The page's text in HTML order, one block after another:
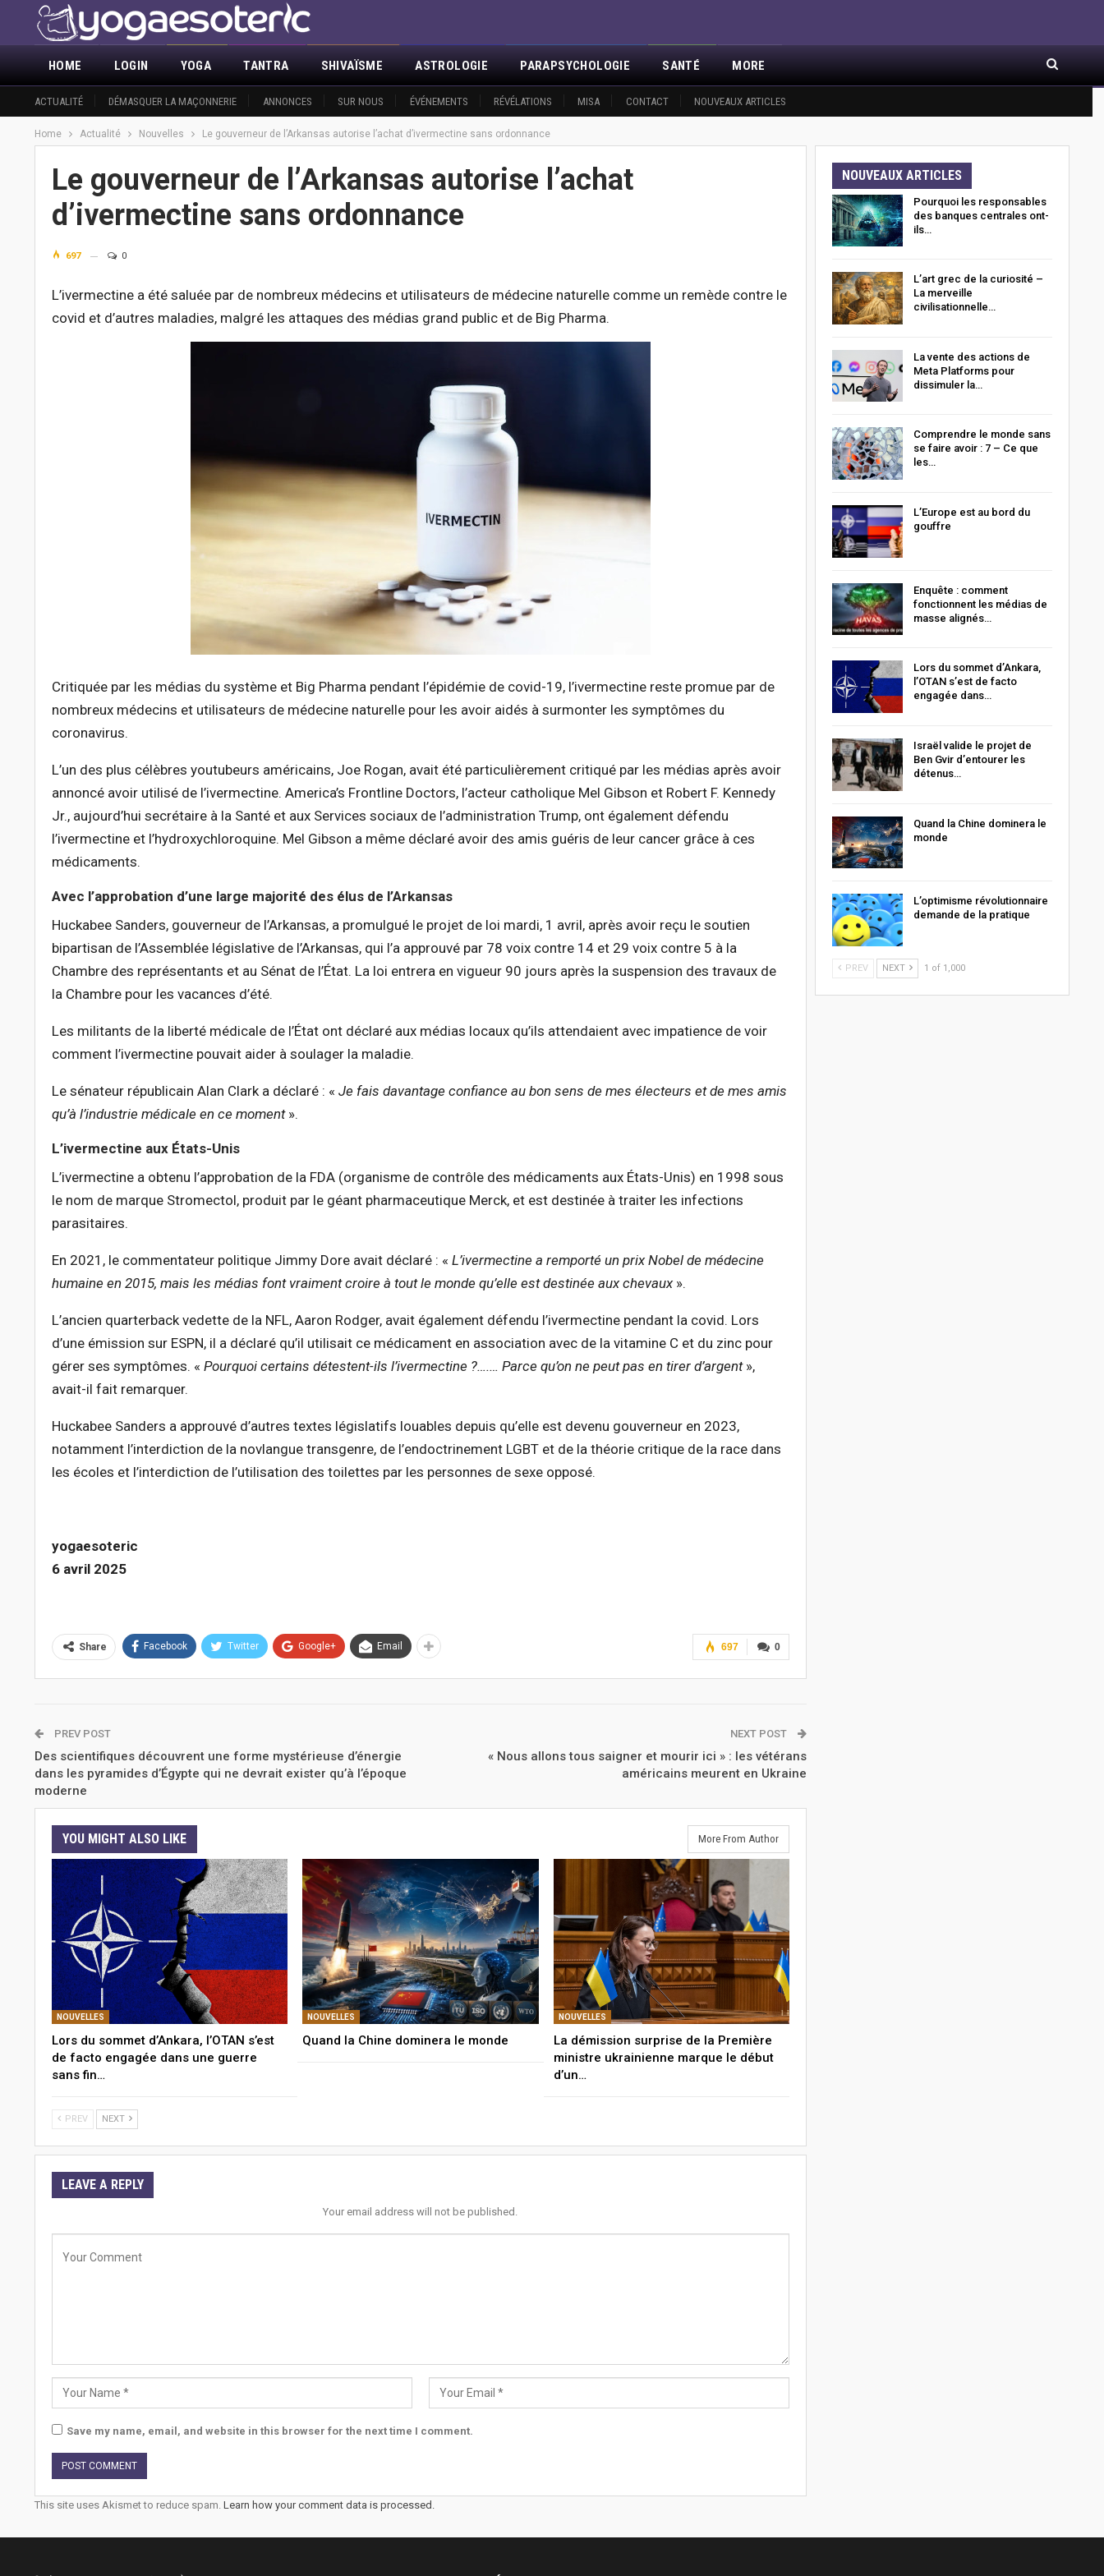
HOME
ACTUALITÉ DÉMASQUER LA MAÇONNERIE ANNONCES SUR NOUS ÉVÉNEMENTS RÉVÉLATIONS MISA CONTACT NOUVEAUX ARTICLES
LOGIN YOGA TANTRA SHIVAÏSME ASTROLOGIE PARAPSYCHOLOGIE SANTÉ MORE
Home Actualité Nouvelles Le gouverneur de l’Arkansas autorise l’achat d’ivermectine sans ordonnance
Le gouverneur de l’Arkansas autorise l’achat
d’ivermectine sans ordonnance
697 0
L’ivermectine a été saluée par de nombreux médecins et utilisateurs de médecine naturelle comme un remède contre le
covid et d’autres maladies, malgré les attaques des médias grand public et de Big Pharma.
Critiquée par les médias du système et Big Pharma pendant l’épidémie de covid-19, l’ivermectine reste promue par de
nombreux médecins et utilisateurs de médecine naturelle pour les avoir aidés à surmonter les symptômes du
coronavirus.
L’un des plus célèbres youtubeurs américains, Joe Rogan, avait été particulièrement critiqué par les médias après avoir
annoncé avoir utilisé de l’ivermectine. America’s Frontline Doctors, l’acteur catholique Mel Gibson et Robert F. Kennedy
Jr., aujourd’hui secrétaire à la Santé et aux Services sociaux de l’administration Trump, ont également défendu
l’ivermectine et l’hydroxychloroquine. Mel Gibson a même déclaré avoir des amis guéris de leur cancer grâce à ces
médicaments.
Avec l’approbation d’une large majorité des élus de l’Arkansas
Huckabee Sanders, gouverneur de l’Arkansas, a promulgué le projet de loi mardi, 1 avril, après avoir reçu le soutien
bipartisan de l’Assemblée législative de l’Arkansas, qui l’a approuvé par 78 voix contre 14 et 29 voix contre 5 à la
Chambre des représentants et au Sénat de l’État. La loi entrera en vigueur 90 jours après la suspension des travaux de
la Chambre pour les vacances d’été.
Les militants de la liberté médicale de l’État ont déclaré aux médias locaux qu’ils attendaient avec impatience de voir
comment l’ivermectine pouvait aider à soulager la maladie.
Le sénateur républicain Alan Clark a déclaré : « Je fais davantage confiance au bon sens de mes électeurs et de mes amis
qu’à l’industrie médicale en ce moment ».
L’ivermectine aux États-Unis
L’ivermectine a obtenu l’approbation de la FDA (organisme de contrôle des médicaments aux États-Unis) en 1998 sous
le nom de marque Stromectol, produit par le géant pharmaceutique Merck, et est destinée à traiter les infections
parasitaires.
En 2021, le commentateur politique Jimmy Dore avait déclaré : « L’ivermectine a remporté un prix Nobel de médecine
humaine en 2015, mais les médias font vraiment croire à tout le monde qu’elle est destinée aux chevaux ».
L’ancien quarterback vedette de la NFL, Aaron Rodger, avait également défendu l’ivermectine pendant la covid. Lors
d’une émission sur ESPN, il a déclaré qu’il utilisait ce médicament en association avec de la vitamine C et du zinc pour
gérer ses symptômes. « Pourquoi certains détestent-ils l’ivermectine ?….… Parce qu’on ne peut pas en tirer d’argent »,
avait-il fait remarquer.
Huckabee Sanders a approuvé d’autres textes législatifs louables depuis qu’elle est devenu gouverneur en 2023,
notamment l’interdiction de la novlangue transgenre, de l’endoctrinement LGBT et de la théorie critique de la race dans
les écoles et l’interdiction de l’utilisation des toilettes par les personnes de sexe opposé.
yogaesoteric
6 avril 2025
0
697
Share Facebook Twitter Google+ Email
PREV POST
Des scientifiques découvrent une forme mystérieuse d’énergie
dans les pyramides d’Égypte qui ne devrait exister qu’à l’époque
moderne
NEXT POST
« Nous allons tous saigner et mourir ici » : les vétérans
américains meurent en Ukraine
YOU MIGHT ALSO LIKE More From Author
NOUVELLES
Lors du sommet d’Ankara, l’OTAN s’est
de facto engagée dans une guerre
sans fin…
NOUVELLES
Quand la Chine dominera le monde
NOUVELLES
La démission surprise de la Première
ministre ukrainienne marque le début
d’un…
PREV NEXT
LEAVE A REPLY
Your email address will not be published.
Save my name, email, and website in this browser for the next time I comment.
This site uses Akismet to reduce spam. Learn how your comment data is processed.
NOUVEAUX ARTICLES
Pourquoi les responsables
des banques centrales ont-
ils…
L’art grec de la curiosité –
La merveille
civilisationnelle…
La vente des actions de
Meta Platforms pour
dissimuler la…
Comprendre le monde sans
se faire avoir : 7 – Ce que
les…
L’Europe est au bord du
gouffre
Enquête : comment
fonctionnent les médias de
masse alignés…
Lors du sommet d’Ankara,
l’OTAN s’est de facto
engagée dans…
Israël valide le projet de
Ben Gvir d’entourer les
détenus…
Quand la Chine dominera le
monde
L’optimisme révolutionnaire
demande de la pratique
PREV NEXT 1 of 1,000